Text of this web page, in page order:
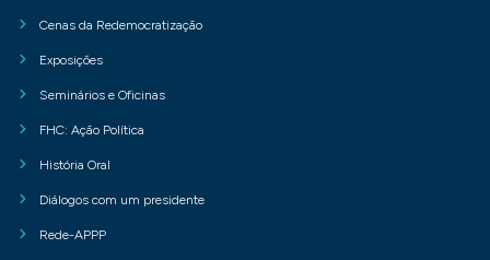
Cenas da Redemocratização
Exposições
Seminários e Oficinas
FHC: Ação Política
História Oral
Diálogos com um presidente
Rede-APPP